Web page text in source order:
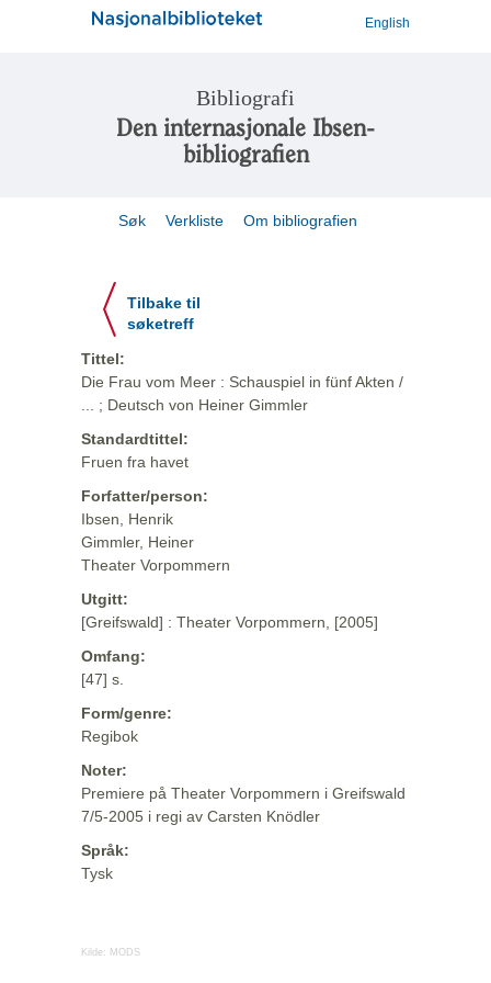
English
Bibliografi
Den internasjonale Ibsen-
bibliografien
Søk Verkliste Om bibliografien
Tilbake til
søketreff
Tittel:
Die Frau vom Meer : Schauspiel in fünf Akten /
... ; Deutsch von Heiner Gimmler
Standardtittel:
Fruen fra havet
Forfatter/person:
Ibsen, Henrik
Gimmler, Heiner
Theater Vorpommern
Utgitt:
[Greifswald] : Theater Vorpommern, [2005]
Omfang:
[47] s.
Form/genre:
Regibok
Noter:
Premiere på Theater Vorpommern i Greifswald
7/5-2005 i regi av Carsten Knödler
Språk:
Tysk
Kilde: MODS